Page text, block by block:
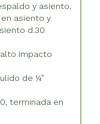
y asiento.
en asiento y
d.30
alto impacto
de ¼”
terminada en